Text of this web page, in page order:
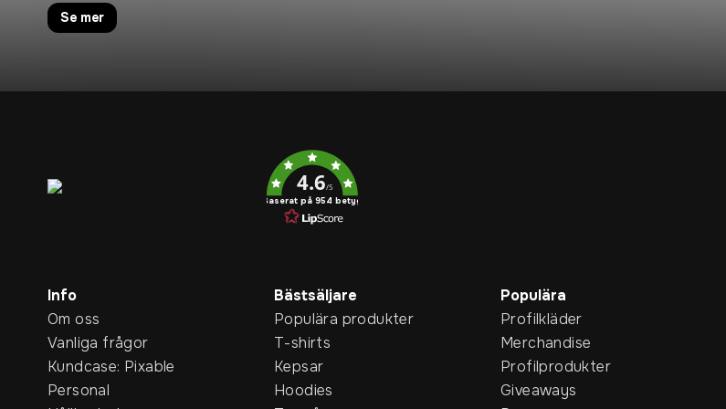
Se mer
4.6/5
Baserat på 954 betyg
Info
Om oss
Vanliga frågor
Kundcase: Pixable
Personal
Bästsäljare
Populära produkter
T-shirts
Kepsar
Hoodies
Populära
Profilkläder
Merchandise
Profilprodukter
Giveaways